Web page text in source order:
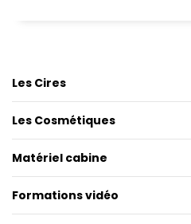
Les Cires
Les Cosmétiques
Matériel cabine
Formations vidéo